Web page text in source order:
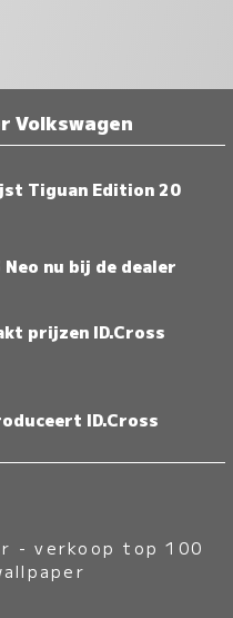
Volkswagen
Tiguan Edition 20
Neo nu bij de dealer
prijzen ID.Cross
ID.Cross
-verkoop top 100